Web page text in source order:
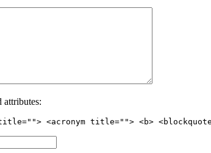
attributes:
<acronym title=""> <b>